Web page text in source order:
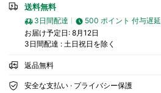
送料無料
3日間配達
500 ポイント 付与遅延
お届け予定日: 8月12日
3日間配達 : 土日祝日を除く
返品無料
安全な支払い · プライバシー保護